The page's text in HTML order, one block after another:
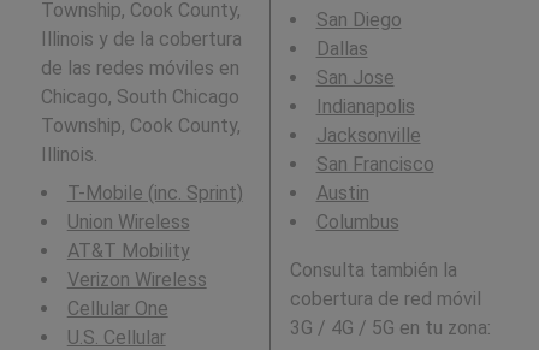
Township, Cook County,
Illinois y de la cobertura
de las redes móviles en
Chicago, South Chicago
Township, Cook County,
Illinois.
T-Mobile (inc. Sprint)
Union Wireless
AT&T Mobility
Verizon Wireless
Cellular One
U.S. Cellular
San Diego
Dallas
San Jose
Indianapolis
Jacksonville
San Francisco
Austin
Columbus
Consulta también la
cobertura de red móvil
3G / 4G / 5G en tu zona: